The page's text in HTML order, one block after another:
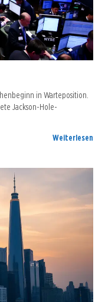
in Warteposition.
Jackson-Hole-
Weiterlesen